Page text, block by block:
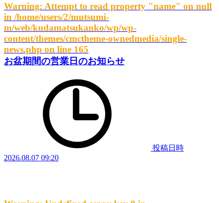
Warning: Attempt to read property "name" on null
in /home/users/2/mutsumi-
m/web/kudamatsukanko/wp/wp-
content/themes/cmctheme-ownedmedia/single-
news.php on line 165
お盆期間の営業日のお知らせ
投稿日時
2026.08.07 09:20